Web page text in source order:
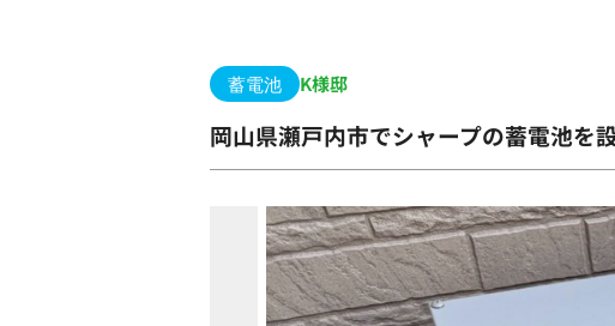
蓄電池 K様邸
岡山県瀬戸内市でシャープの蓄電池を